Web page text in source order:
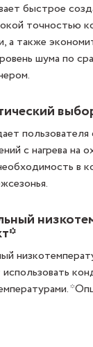
быстрое
точностью
а также
шума по
пользователя
с нагрева на
в